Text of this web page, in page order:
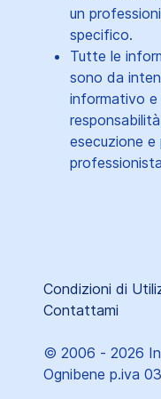
un
specifico.
Tutte le
sono da
informativo
esecuzione
Condizioni di
Contattami
© 2006 - 2026
Ognibene p.iva